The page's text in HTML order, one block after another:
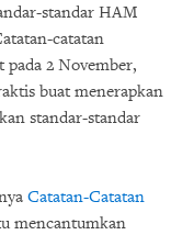
standar HAM
catatan
2 November,
buat menerapkan
standar-standar
Catatan-Catatan
mencantumkan